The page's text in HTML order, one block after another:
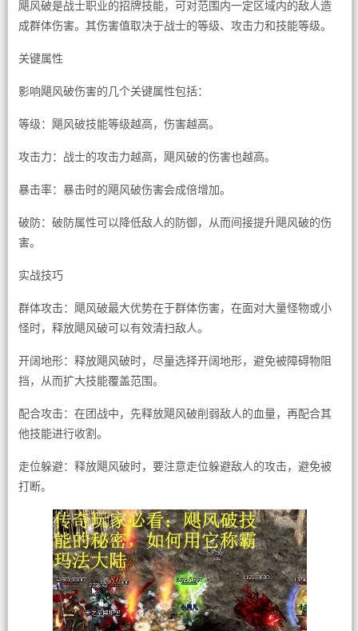
飓风破是战士职业的招牌技能，可对范围内一定区域内的敌人造
成群体伤害。其伤害值取决于战士的等级、攻击力和技能等级。
关键属性
影响飓风破伤害的几个关键属性包括：
等级：飓风破技能等级越高，伤害越高。
攻击力：战士的攻击力越高，飓风破的伤害也越高。
暴击率：暴击时的飓风破伤害会成倍增加。
破防：破防属性可以降低敌人的防御，从而间接提升飓风破的伤
害。
实战技巧
群体攻击：飓风破最大优势在于群体伤害，在面对大量怪物或小
怪时，释放飓风破可以有效清扫敌人。
开阔地形：释放飓风破时，尽量选择开阔地形，避免被障碍物阻
挡，从而扩大技能覆盖范围。
配合攻击：在团战中，先释放飓风破削弱敌人的血量，再配合其
他技能进行收割。
走位躲避：释放飓风破时，要注意走位躲避敌人的攻击，避免被
打断。